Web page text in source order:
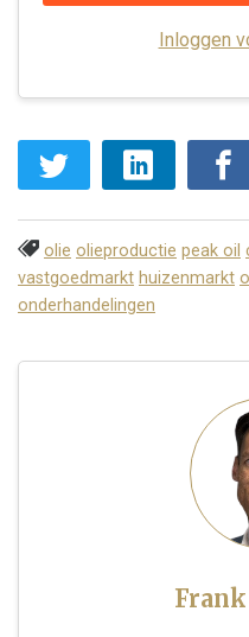
Inloggen
olie olieproductie peak oil
vastgoedmarkt huizenmarkt
onderhandelingen